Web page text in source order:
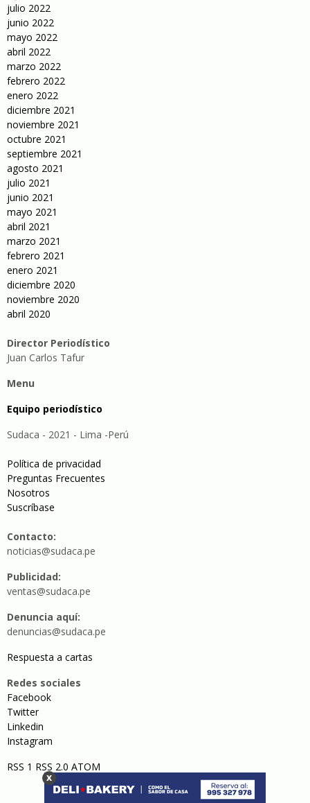
julio 2022
junio 2022
mayo 2022
abril 2022
marzo 2022
febrero 2022
enero 2022
diciembre 2021
noviembre 2021
octubre 2021
septiembre 2021
agosto 2021
julio 2021
junio 2021
mayo 2021
abril 2021
marzo 2021
febrero 2021
enero 2021
diciembre 2020
noviembre 2020
abril 2020
Director Periodístico
Juan Carlos Tafur
Menu
Equipo periodístico
Sudaca - 2021 - Lima -Perú
Política de privacidad
Preguntas Frecuentes
Nosotros
Suscríbase
Contacto:
noticias@sudaca.pe
Publicidad:
ventas@sudaca.pe
Denuncia aquí:
denuncias@sudaca.pe
Respuesta a cartas
Redes sociales
Facebook
Twitter
Linkedin
Instagram
RSS 1 RSS 2.0 ATOM
x